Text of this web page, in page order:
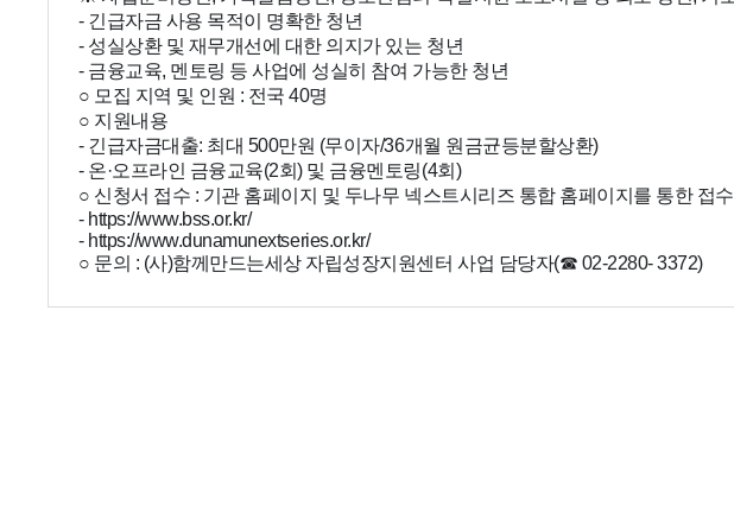
- 긴급자금 사용 목적이 명확한 청년
- 성실상환 및 재무개선에 대한 의지가 있는 청년
- 금융교육, 멘토링 등 사업에 성실히 참여 가능한 청년
○ 모집 지역 및 인원 : 전국 40명
○ 지원내용
- 긴급자금대출: 최대 500만원 (무이자/36개월 원금균등분할상환)
- 온·오프라인 금융교육(2회) 및 금융멘토링(4회)
○ 신청서 접수 : 기관 홈페이지 및 두나무 넥스트시리즈 통합 홈페이지를 통한 접수
- https://www.bss.or.kr/
- https://www.dunamunextseries.or.kr/
○ 문의 : (사)함께만드는세상 자립성장지원센터 사업 담당자(☎ 02-2280- 3372)